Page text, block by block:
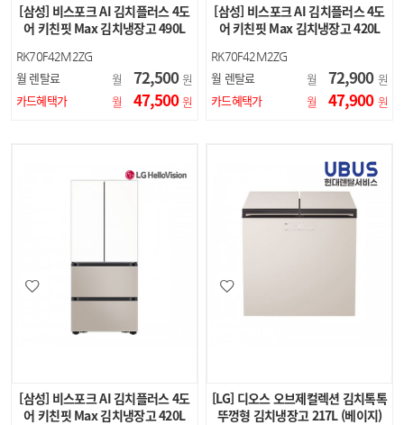
[삼성] 비스포크 AI 김치플러스 4도
어 키친핏 Max 김치냉장고 490L
RK70F42M2ZG
월 렌탈료 월 72,500 원
카드혜택가
월 47,500 원
[삼성] 비스포크 AI 김치플러스 4도
어 키친핏 Max 김치냉장고 420L
RK70F42M2ZG
월 렌탈료 월 72,900 원
카드혜택가
월 47,900 원
[삼성] 비스포크 AI 김치플러스 4도
어 키친핏 Max 김치냉장고 420L
[LG] 디오스 오브제컬렉션 김치톡톡
뚜껑형 김치냉장고 217L (베이지)